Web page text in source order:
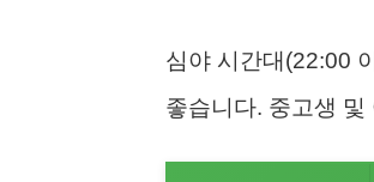
심야 시간대(22:00
좋습니다. 중고생